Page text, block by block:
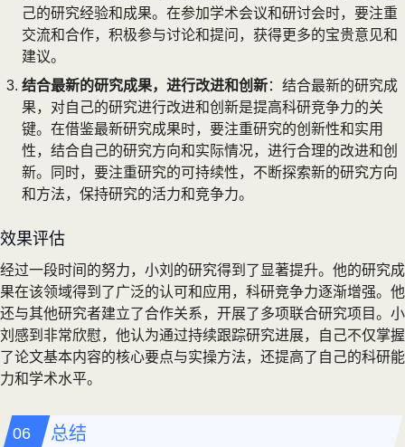
己的研究经验和成果。在参加学术会议和研讨会时，要注重
交流和合作，积极参与讨论和提问，获得更多的宝贵意见和
建议。
结合最新的研究成果，进行改进和创新：结合最新的研究成
果，对自己的研究进行改进和创新是提高科研竞争力的关
键。在借鉴最新研究成果时，要注重研究的创新性和实用
性，结合自己的研究方向和实际情况，进行合理的改进和创
新。同时，要注重研究的可持续性，不断探索新的研究方向
和方法，保持研究的活力和竞争力。
效果评估
经过一段时间的努力，小刘的研究得到了显著提升。他的研究成
果在该领域得到了广泛的认可和应用，科研竞争力逐渐增强。他
还与其他研究者建立了合作关系，开展了多项联合研究项目。小
刘感到非常欣慰，他认为通过持续跟踪研究进展，自己不仅掌握
了论文基本内容的核心要点与实操方法，还提高了自己的科研能
力和学术水平。
总结